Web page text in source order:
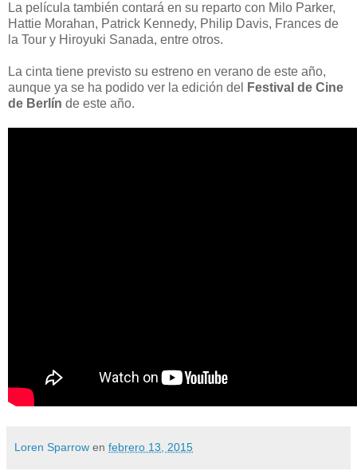
La película también contará en su reparto con Milo Parker,
Hattie Morahan, Patrick Kennedy, Philip Davis, Frances de
la Tour y Hiroyuki Sanada, entre otros.
La cinta tiene previsto su estreno en verano de este año,
aunque ya se ha podido ver la edición del
Festival de Cine
de Berlín de este año.
Loren Sparrow en febrero 13, 2015